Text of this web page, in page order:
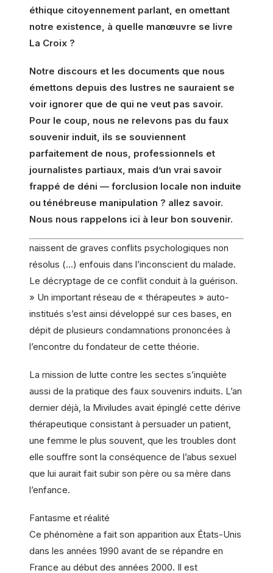
éthique citoyennement parlant, en omettant
notre existence, à quelle manœuvre se livre
La Croix ?
Notre discours et les documents que nous
émettons depuis des lustres ne sauraient se
voir ignorer que de qui ne veut pas savoir.
Pour le coup, nous ne relevons pas du faux
souvenir induit, ils se souviennent
parfaitement de nous, professionnels et
journalistes partiaux, mais d’un vrai savoir
frappé de déni — forclusion locale non induite
ou ténébreuse manipulation ? allez savoir.
Nous nous rappelons ici à leur bon souvenir.
naissent de graves conflits psychologiques non
résolus (…) enfouis dans l’inconscient du malade.
Le décryptage de ce conflit conduit à la guérison.
» Un important réseau de « thérapeutes » auto-
institués s’est ainsi développé sur ces bases, en
dépit de plusieurs condamnations prononcées à
l’encontre du fondateur de cette théorie.
La mission de lutte contre les sectes s’inquiète
aussi de la pratique des faux souvenirs induits. L’an
dernier déjà, la Miviludes avait épinglé cette dérive
thérapeutique consistant à persuader un patient,
une femme le plus souvent, que les troubles dont
elle souffre sont la conséquence de l’abus sexuel
que lui aurait fait subir son père ou sa mère dans
l’enfance.
Fantasme et réalité
Ce phénomène a fait son apparition aux États-Unis
dans les années 1990 avant de se répandre en
France au début des années 2000. Il est